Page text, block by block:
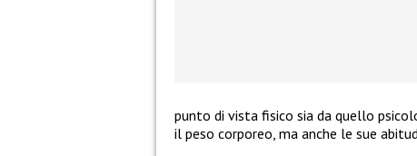
punto di vista fisico sia da quello
il peso corporeo, ma anche le sue